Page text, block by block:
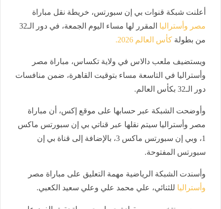
أعلنت شبكة قنوات بي إن سبورتس، خريطة نقل مباراة
مصر وأستراليا
المقرر لها مساء اليوم الجمعة، في دور الـ32
من بطولة كأس العالم 2026.
ويستضيف ملعب دالاس في ولاية تكساس، مباراة مصر
وأستراليا في التاسعة مساء بتوقيت القاهرة، ضمن منافسات
دور الـ32 بكأس العالم.
وأوضحت الشبكة عبر حسابها على موقع إكس، أن مباراة
مصر وأستراليا سيتم نقلها عبر قناتي بي إن سبورتس ماكس
1، وبي إن سبورتس ماكس 3، بالإضافة إلى قناة بي إن
سبورتس المفتوحة.
وأسندت الشبكة الرياضية مهمة التعليق على مباراة مصر
وأستراليا للثنائي، علي محمد علي وعلي سعيد الكعبي.